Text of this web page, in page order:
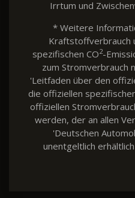
Irrtum und
* Weitere
Kraftstoffverbrauch
spezifischen CO2-
zum Stromverbrauch
'Leitfaden über den
die offiziellen
offiziellen
werden, der an allen
'Deutschen
unentgeltlich